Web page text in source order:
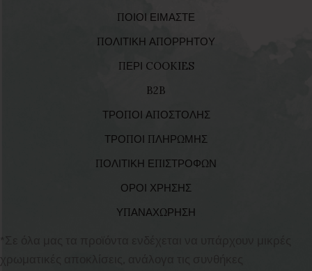
ΠΟΙΟΙ ΕΙΜΑΣΤΕ
ΠΟΛΙΤΙΚΗ ΑΠΟΡΡΗΤΟΥ
ΠΕΡΙ COOKIES
B2B
ΤΡΟΠΟΙ ΑΠΟΣΤΟΛΗΣ
ΤΡΟΠΟΙ ΠΛΗΡΩΜΗΣ
ΠΟΛΙΤΙΚΗ ΕΠΙΣΤΡΟΦΩΝ
ΟΡΟΙ ΧΡΗΣΗΣ
ΥΠΑΝΑΧΩΡΗΣΗ
χρωματικές αποκλίσεις, ανάλογα τις συνθήκες